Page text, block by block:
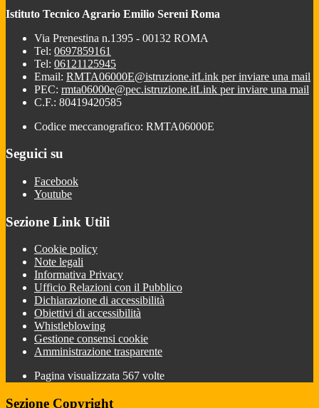
Istituto Tecnico Agrario Emilio Sereni Roma
Via Prenestina n.1395 - 00132 ROMA
Tel: 0697859161
Tel: 06121125945
Email: RMTA06000E@istruzione.itLink per inviare una mail
PEC: rmta06000e@pec.istruzione.itLink per inviare una mail
C.F.: 80419420585
Codice meccanografico: RMTA06000E
Seguici su
Facebook
Youtube
Sezione Link Utili
Cookie policy
Note legali
Informativa Privacy
Ufficio Relazioni con il Pubblico
Dichiarazione di accessibilità
Obiettivi di accessibilità
Whistleblowing
Gestione consensi cookie
Amministrazione trasparente
Pagina visualizzata 567 volte
Sezione Copyright